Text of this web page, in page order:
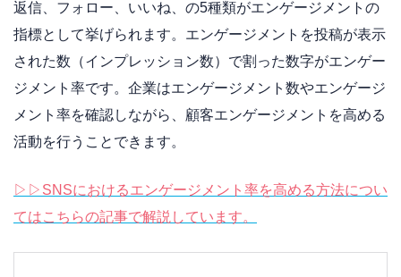
返信、フォロー、いいね、の5種類がエンゲージメントの
指標として挙げられます。エンゲージメントを投稿が表示
された数（インプレッション数）で割った数字がエンゲー
ジメント率です。企業はエンゲージメント数やエンゲージ
メント率を確認しながら、顧客エンゲージメントを高める
活動を行うことできます。
▷▷SNSにおけるエンゲージメント率を高める方法につい
てはこちらの記事で解説しています。